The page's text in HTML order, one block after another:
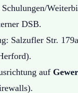
DSB.
Salzufler Str.
auf